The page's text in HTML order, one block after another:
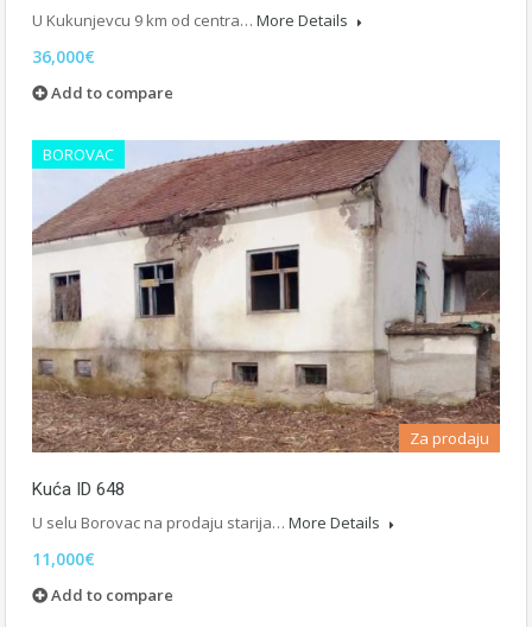
U Kukunjevcu 9 km od centra… More Details
36,000€
Add to compare
BOROVAC
Za prodaju
Kuća ID 648
U selu Borovac na prodaju starija… More Details
11,000€
Add to compare